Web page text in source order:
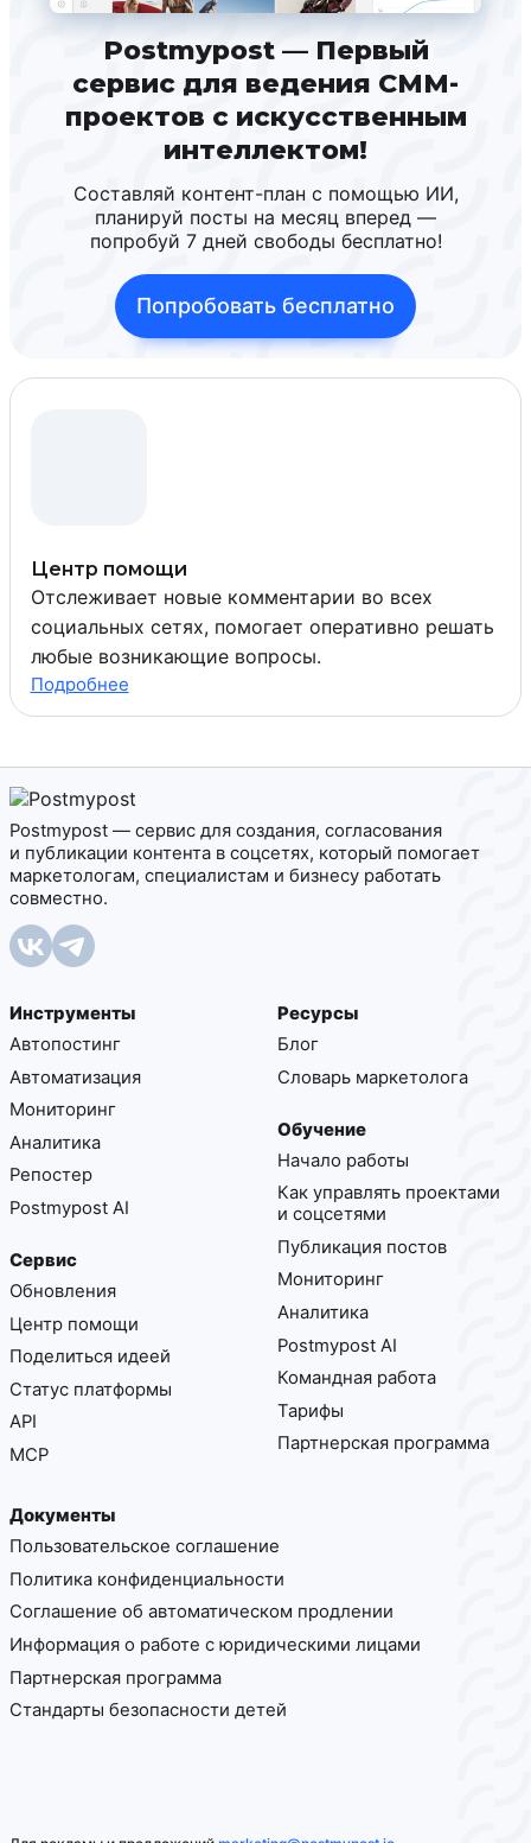
Postmypost — Первый
сервис для ведения СММ-
проектов с искусственным
интеллектом!
Составляй контент-план с помощью ИИ,
планируй посты на месяц вперед —
попробуй 7 дней свободы бесплатно!
Попробовать бесплатно
Центр помощи
Отслеживает новые комментарии во всех
социальных сетях, помогает оперативно решать
любые возникающие вопросы.
Подробнее
Postmypost — сервис для создания, согласования
и публикации контента в соцсетях, который помогает
маркетологам, специалистам и бизнесу работать
совместно.
Инструменты
Автопостинг
Автоматизация
Мониторинг
Аналитика
Репостер
Postmypost AI
Сервис
Обновления
Центр помощи
Поделиться идеей
Статус платформы
API
MCP
Ресурсы
Блог
Cловарь маркетолога
Обучение
Начало работы
Как управлять проектами
и соцсетями
Публикация постов
Мониторинг
Аналитика
Postmypost AI
Командная работа
Тарифы
Партнерская программа
Документы
Пользовательское соглашение
Политика конфиденциальности
Соглашение об автоматическом продлении
Информация о работе с юридическими лицами
Партнерская программа
Стандарты безопасности детей